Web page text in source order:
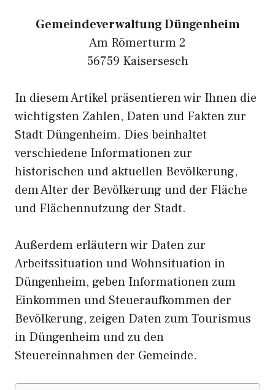
Gemeindeverwaltung Düngenheim
Am Römerturm 2
56759 Kaisersesch
In diesem Artikel präsentieren wir Ihnen die
wichtigsten Zahlen, Daten und Fakten zur
Stadt Düngenheim. Dies beinhaltet
verschiedene Informationen zur
historischen und aktuellen Bevölkerung,
dem Alter der Bevölkerung und der Fläche
und Flächennutzung der Stadt.
Außerdem erläutern wir Daten zur
Arbeitssituation und Wohnsituation in
Düngenheim, geben Informationen zum
Einkommen und Steueraufkommen der
Bevölkerung, zeigen Daten zum Tourismus
in Düngenheim und zu den
Steuereinnahmen der Gemeinde.